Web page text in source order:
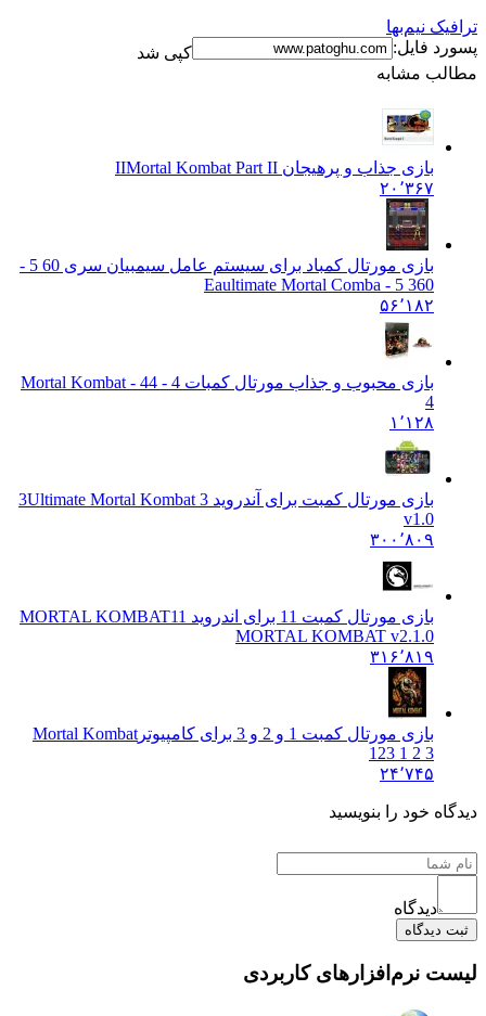
نیم‌بها
فایل:
کپی شد
مشابه
بازی جذاب و پرهیجان IIMortal Kombat Part II
۲۰٬۳۶۷
بازی مورتال کمباد برای سیستم عامل سیمبیان سری 60 5 -
۵۶٬۱۸۲
بازی محبوب و جذاب مورتال کمبات 4 - 4
4 - Mortal Kombat
۱٬۱۲۸
بازی مورتال کمبت برای آندروید 3 Ultimate Mortal Kombat 3
v1.0
۳۰۰٬۸۰۹
بازی مورتال کمبت 11 برای اندروید MORTAL KOMBAT
11
MORTAL KOMBAT v2.1.0
۳۱۶٬۸۱۹
بازی مورتال کمبت 1 و 2 و 3 برای کامپیوتر
Mortal Kombat
123 1 2 3
۲۴٬۷۴۵
خود را بنویسید
دیدگاه
دیدگاه
نرم‌افزارهای کاربردی